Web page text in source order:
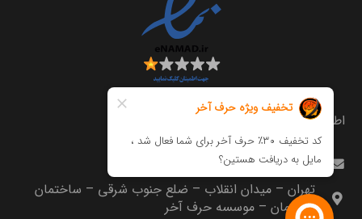
اطلاعات تماس
info@harfeakhar.com
تهران – میدان انقلاب – ضلع جنوب شرقی – ساختمان
مترجمان – موسسه حرف آخر